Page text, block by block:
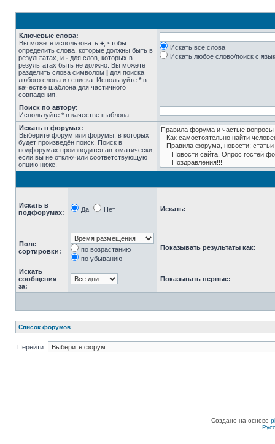
Ключевые слова:
Вы можете использовать + , чтобы
определить слова, которые должны быть в
результатах, и - для слов, которых в
результатах быть не должно. Вы можете
разделить слова символом | для поиска
любого слова из списка. Используйте * в
качестве шаблона для частичного
совпадения.
Искать все слова
Искать любое слово/поиск с
Поиск по автору:
Используйте * в качестве шаблона.
Искать в форумах:
Выберите форум или форумы, в которых
будет произведён поиск. Поиск в
подфорумах производится автоматически,
если вы не отключили соответствующую
опцию ниже.
Искать в
подфорумах:
Да Нет Искать:
Поле
сортировки:
по возрастанию
по убыванию
Показывать результаты как:
Искать
сообщения
за:
Показывать первые:
Список форумов
Перейти:
Создано на основе